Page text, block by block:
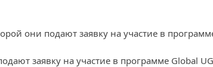
они подают заявку на участие в
заявку на участие в программе Global